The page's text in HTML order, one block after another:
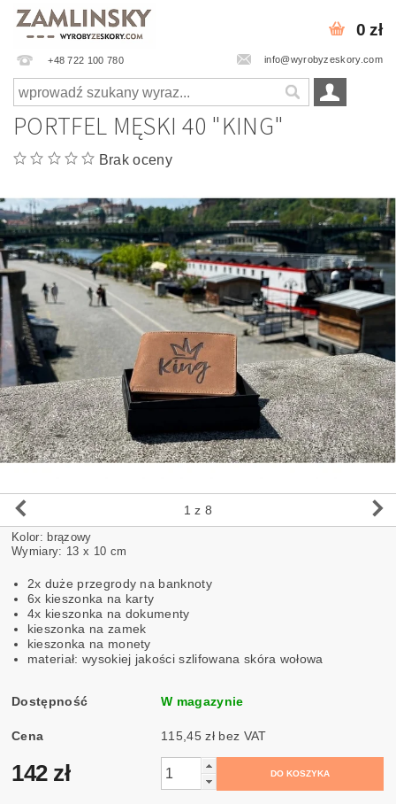
+48 722 100 780 info@wyrobyzeskory.com
0 zł
PORTFEL MĘSKI 40 "KING"
Brak oceny
1 z 8
Kolor: brązowy
Wymiary: 13 x 10 cm
2x duże przegrody na banknoty
6x kieszonka na karty
4x kieszonka na dokumenty
kieszonka na zamek
kieszonka na monety
materiał: wysokiej jakości szlifowana skóra wołowa
Dostępność W magazynie
Cena 115,45 zł bez VAT
142 zł